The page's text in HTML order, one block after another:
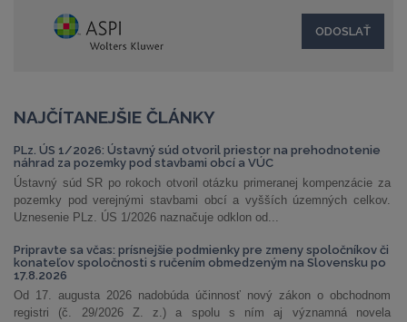
NAJČÍTANEJŠIE ČLÁNKY
PLz. ÚS 1/2026: Ústavný súd otvoril priestor na prehodnotenie
náhrad za pozemky pod stavbami obcí a VÚC
Ústavný súd SR po rokoch otvoril otázku primeranej kompenzácie za
pozemky pod verejnými stavbami obcí a vyšších územných celkov.
Uznesenie PLz. ÚS 1/2026 naznačuje odklon od...
Pripravte sa včas: prísnejšie podmienky pre zmeny spoločníkov či
konateľov spoločnosti s ručením obmedzeným na Slovensku po
17.8.2026
Od 17. augusta 2026 nadobúda účinnosť nový zákon o obchodnom
registri (č. 29/2026 Z. z.) a spolu s ním aj významná novela